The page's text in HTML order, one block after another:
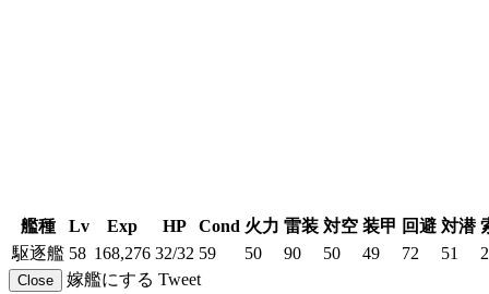
艦種 Lv Exp HP Cond 火力 雷装 対空 装甲 回避 対潜
駆逐艦 58 168,276 32/32 59 50 90 50 49 72 51
Close 嫁艦にする Tweet